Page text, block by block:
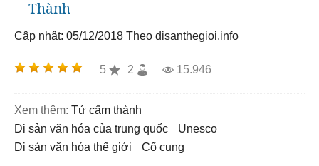
Thành
Cập nhật: 05/12/2018 Theo disanthegioi.info
5 2 15.946
Xem thêm:
tử cấm thành
di sản văn hóa của trung quốc
unesco
di sản văn hóa thế giới
cố cung